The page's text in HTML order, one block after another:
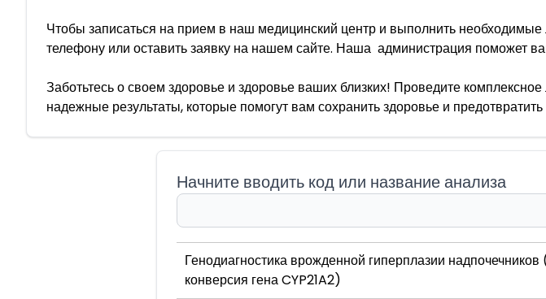
Чтобы записаться на прием в наш медицинский центр и выполнить
телефону или оставить заявку на нашем сайте. Наша администрация поможет
Заботьтесь о своем здоровье и здоровье ваших близких! Проведите
надежные результаты, которые помогут вам сохранить здоровье и
Начните вводить код или название анализа
Генодиагностика врожденной гиперплазии
конверсия гена CYP21A2)